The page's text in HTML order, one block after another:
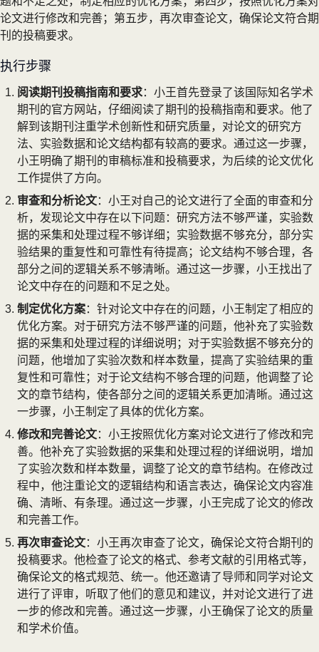
论文进行修改和完善；第五步，再次审查论文，确保论文符合期
刊的投稿要求。
执行步骤
阅读期刊投稿指南和要求：小王首先登录了该国际知名学术
期刊的官方网站，仔细阅读了期刊的投稿指南和要求。他了
解到该期刊注重学术创新性和研究质量，对论文的研究方
法、实验数据和论文结构都有较高的要求。通过这一步骤，
小王明确了期刊的审稿标准和投稿要求，为后续的论文优化
工作提供了方向。
审查和分析论文：小王对自己的论文进行了全面的审查和分
析，发现论文中存在以下问题：研究方法不够严谨，实验数
据的采集和处理过程不够详细；实验数据不够充分，部分实
验结果的重复性和可靠性有待提高；论文结构不够合理，各
部分之间的逻辑关系不够清晰。通过这一步骤，小王找出了
论文中存在的问题和不足之处。
制定优化方案：针对论文中存在的问题，小王制定了相应的
优化方案。对于研究方法不够严谨的问题，他补充了实验数
据的采集和处理过程的详细说明；对于实验数据不够充分的
问题，他增加了实验次数和样本数量，提高了实验结果的重
复性和可靠性；对于论文结构不够合理的问题，他调整了论
文的章节结构，使各部分之间的逻辑关系更加清晰。通过这
一步骤，小王制定了具体的优化方案。
修改和完善论文：小王按照优化方案对论文进行了修改和完
善。他补充了实验数据的采集和处理过程的详细说明，增加
了实验次数和样本数量，调整了论文的章节结构。在修改过
程中，他注重论文的逻辑结构和语言表达，确保论文内容准
确、清晰、有条理。通过这一步骤，小王完成了论文的修改
和完善工作。
再次审查论文：小王再次审查了论文，确保论文符合期刊的
投稿要求。他检查了论文的格式、参考文献的引用格式等，
确保论文的格式规范、统一。他还邀请了导师和同学对论文
进行了评审，听取了他们的意见和建议，并对论文进行了进
一步的修改和完善。通过这一步骤，小王确保了论文的质量
和学术价值。